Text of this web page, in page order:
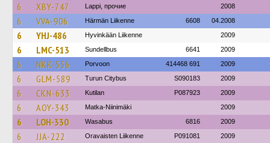
6 XBY-747 Lappi, прочие 2008
6 VVA-906 Härmän Liikenne 6608 04.2008
6 YHJ-486 Hyvinkään Liikenne 2009
6 LMC-513 Sundellbus 6641 2009
6 NKK-556 Porvoon 414468 691 2009
6 GLM-589 Turun Citybus S090183 2009
6 CKN-633 Kutilan P087923 2009
6 AOY-343 Matka-Niinimäki 2009
6 LOH-330 Wasabus 6816 2009
6 JJA-222 Oravaisten Liikenne P091081 2009